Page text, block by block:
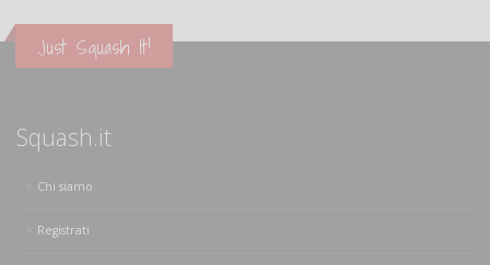
Just Squash It!
Squash.it
Chi siamo
Registrati